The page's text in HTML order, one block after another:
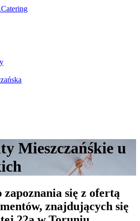
Mieszczańśkie u
zapoznania się z ofertą
znajdujących się